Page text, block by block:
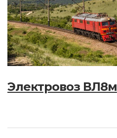
Электровоз ВЛ8м